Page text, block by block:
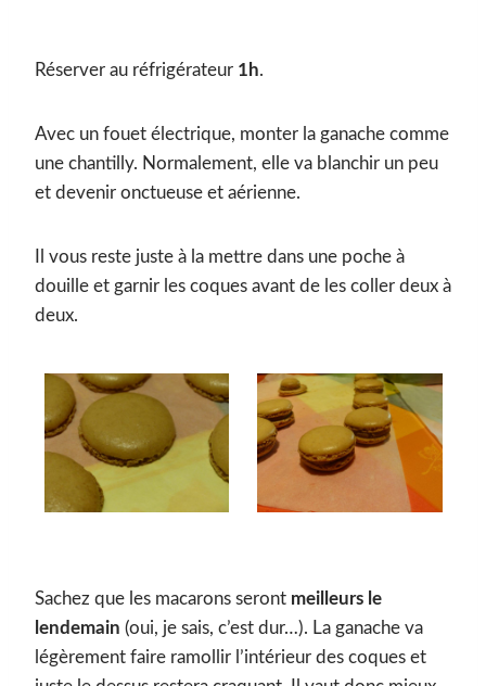
Réserver au réfrigérateur 1h.
Avec un fouet électrique, monter la ganache comme
une chantilly. Normalement, elle va blanchir un peu
et devenir onctueuse et aérienne.
Il vous reste juste à la mettre dans une poche à
douille et garnir les coques avant de les coller deux à
deux.
Sachez que les macarons seront meilleurs le
lendemain (oui, je sais, c’est dur…). La ganache va
légèrement faire ramollir l’intérieur des coques et